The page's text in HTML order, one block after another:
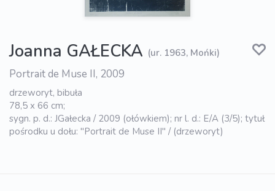
Joanna GAŁECKA (ur. 1963, Mońki)
Portrait de Muse II, 2009
drzeworyt, bibuła
78,5 x 66 cm;
sygn. p. d.: JGałecka / 2009 (ołówkiem); nr l. d.: E/A (3/5); tytuł
pośrodku u dołu: "Portrait de Muse II" / (drzeworyt)